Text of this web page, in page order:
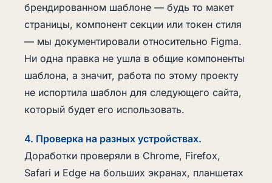
брендированном шаблоне — будь то макет
страницы, компонент секции или токен стиля
— мы документировали относительно Figma.
Ни одна правка не ушла в общие компоненты
шаблона, а значит, работа по этому проекту
не испортила шаблон для следующего сайта,
который будет его использовать.
4. Проверка на разных устройствах.
Доработки проверяли в Chrome, Firefox,
Safari и Edge на больших экранах, планшетах